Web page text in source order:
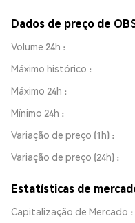
Dados de preço de
Volume 24h
Máximo histórico
Máximo 24h
Mínimo 24h
Variação de preço (1h)
Variação de preço (24h)
Estatísticas de
Capitalização de Mercado